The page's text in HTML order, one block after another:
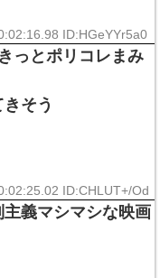
ID:HGeYYr5a0
っとポリコレまみ
そう
ID:CHLUT+/Od
義マシマシな映画